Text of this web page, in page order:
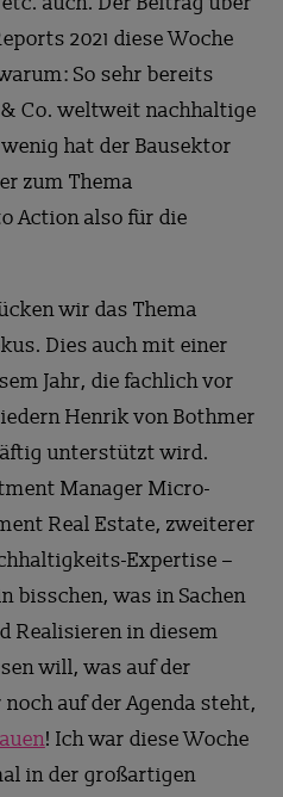
2021 diese Woche
So sehr bereits
Co. weltweit nachhaltige
hat der Bausektor
zum Thema
Action also für die
wir das Thema
Dies auch mit einer
Jahr, die fachlich vor
Henrik von Bothmer
unterstützt wird.
Manager Micro-
Real Estate, zweiterer
Expertise –
bisschen, was in Sachen
Realisieren in diesem
will, was auf der
noch auf der Agenda steht,
! Ich war diese Woche
in der großartigen